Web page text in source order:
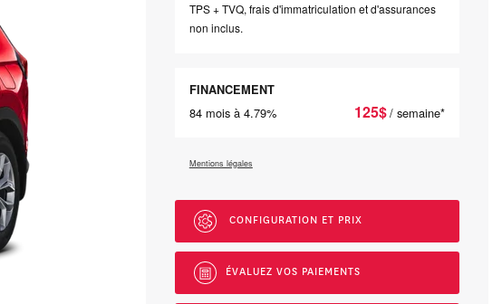
TPS + TVQ, frais d'immatriculation et d'assurances
non inclus.
FINANCEMENT
84 mois à 4.79% 125$/ semaine*
Mentions légales
CONFIGURATION ET PRIX
ÉVALUEZ VOS PAIEMENTS